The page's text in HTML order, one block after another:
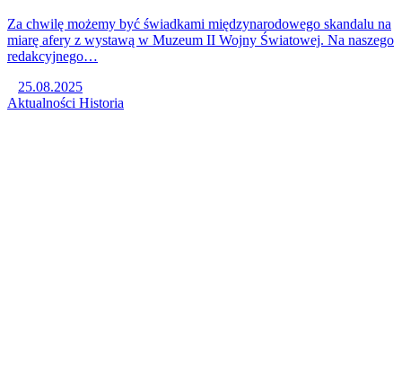
Za chwilę możemy być świadkami międzynarodowego skandalu na
miarę afery z wystawą w Muzeum II Wojny Światowej. Na naszego
redakcyjnego…
25.08.2025
Aktualności Historia